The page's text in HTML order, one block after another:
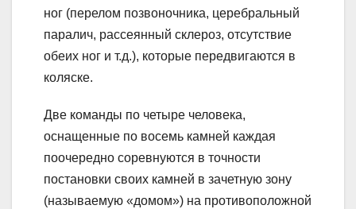
ног (перелом позвоночника, церебральный
паралич, рассеянный склероз, отсутствие
обеих ног и т.д.), которые передвигаются в
коляске.
Две команды по четыре человека,
оснащенные по восемь камней каждая
поочередно соревнуются в точности
постановки своих камней в зачетную зону
(называемую «домом») на противоположной